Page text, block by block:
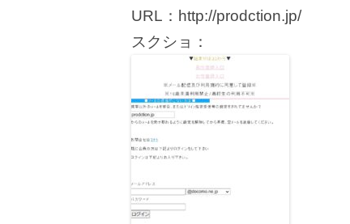
URL：http://prodction.jp/
スクショ：